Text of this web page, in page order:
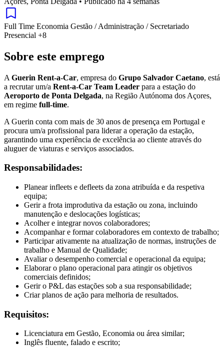
Full Time Economia Gestão / Administração / Secretariado
Presencial +8
Sobre este emprego
A Guerin Rent-a-Car, empresa do Grupo Salvador Caetano, está
a recrutar um/a Rent-a-Car Team Leader para a estação do
Aeroporto de Ponta Delgada, na Região Autónoma dos Açores,
em regime full-time.
A Guerin conta com mais de 30 anos de presença em Portugal e
procura um/a profissional para liderar a operação da estação,
garantindo uma experiência de excelência ao cliente através do
aluguer de viaturas e serviços associados.
Responsabilidades:
Planear infleets e defleets da zona atribuída e da respetiva
equipa;
Gerir a frota improdutiva da estação ou zona, incluindo
manutenção e deslocações logísticas;
Acolher e integrar novos colaboradores;
Acompanhar e formar colaboradores em contexto de trabalho;
Participar ativamente na atualização de normas, instruções de
trabalho e Manual de Qualidade;
Avaliar o desempenho comercial e operacional da equipa;
Elaborar o plano operacional para atingir os objetivos
comerciais definidos;
Gerir o P&L das estações sob a sua responsabilidade;
Criar planos de ação para melhoria de resultados.
Requisitos:
Licenciatura em Gestão, Economia ou área similar;
Inglês fluente, falado e escrito;